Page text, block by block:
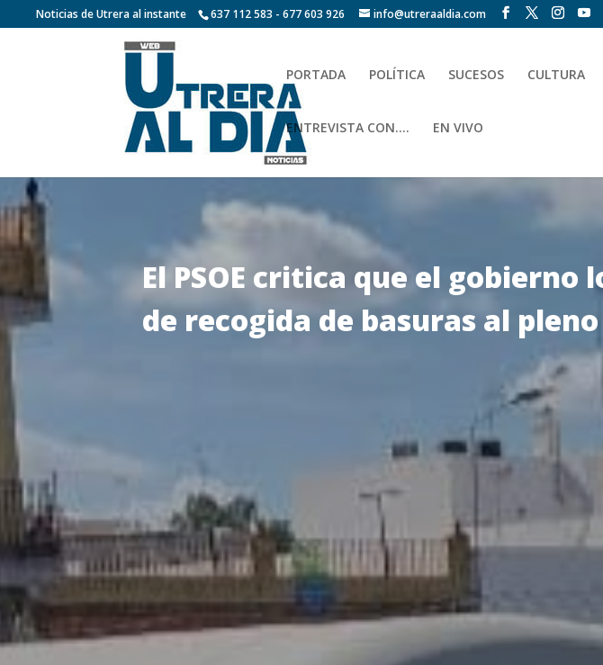
Noticias de Utrera al instante 637 112 583 - 677 603 926 info@utreraaldia.com
PORTADA POLÍTICA SUCESOS CULTURA
ENTREVISTA CON…. EN VIVO
El PSOE critica que el
de recogida de basuras al